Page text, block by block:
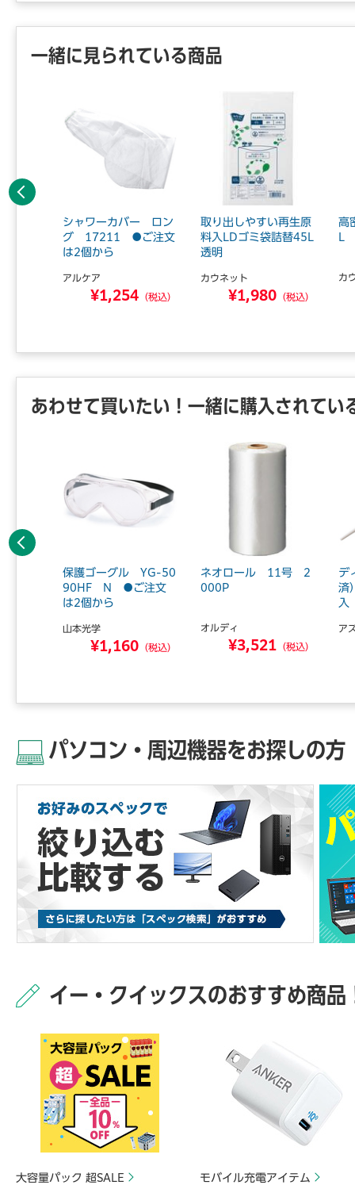
一緒に見られている商品
シャワーカバー ロン
グ 17211 ●ご注文
は2個から
アルケア
¥1,254 （税込）
取り出しやすい再生原
料入LDゴミ袋詰替45L
透明
カウネット
¥1,980 （税込）
高
L
カ
前へ
あわせて買いたい！一緒に購入されてい
保護ゴーグル YG-50
90HF N ●ご注文
は2個から
山本光学
¥1,160 （税込）
ネオロール 11号 2
000P
オルディ
¥3,521 （税込）
デ
済
ア
前へ
パソコン・周辺機器をお探しの方
イー・クイックスのおすすめ商品
大容量パック 超SALE モバイル充電アイテム